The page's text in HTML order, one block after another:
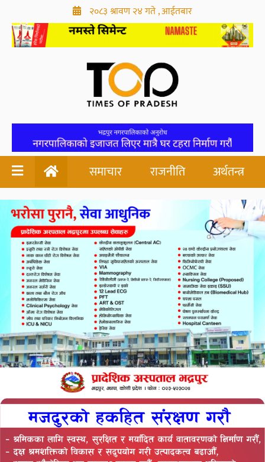
२०८३ श्रावण २४ गते , आईतबार
समाचार राजनीति अर्थतन्त्र